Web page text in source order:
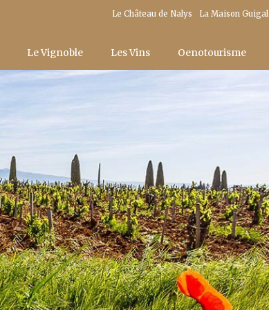
Le Château de Nalys La Maison Guigal
Le Vignoble Les Vins Oenotourisme